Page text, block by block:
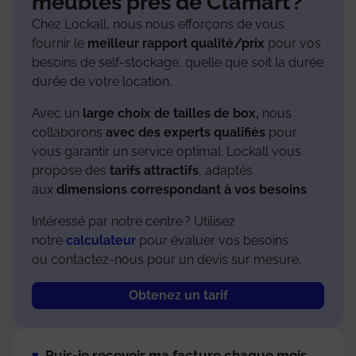
Chez Lockall, nous nous efforçons de vous
fournir le meilleur rapport qualité/prix pour vos
besoins de self-stockage, quelle que soit la durée
durée de votre location.
Avec un large choix de tailles de box, nous
collaborons avec des experts qualifiés pour
vous garantir un service optimal. Lockall vous
propose des tarifs attractifs, adaptés
aux dimensions correspondant à vos besoins.
Intéressé par notre centre ? Utilisez
notre calculateur pour évaluer vos besoins
ou contactez-nous pour un devis sur mesure.
Obtenez un tarif